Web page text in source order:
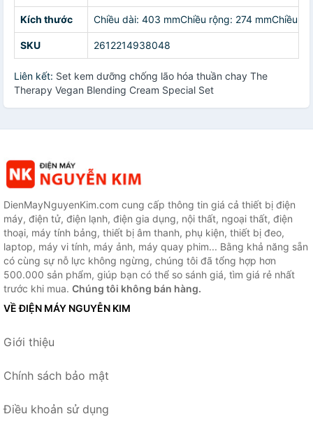
Kích thước Chiều dài: 403 mmChiều rộng: 274 mmChiều
SKU 2612214938048
Liên kết: Set kem dưỡng chống lão hóa thuần chay The
Therapy Vegan Blending Cream Special Set
DienMayNguyenKim.com cung cấp thông tin giá cả thiết bị điện
máy, điện tử, điện lạnh, điện gia dụng, nội thất, ngoại thất, điện
thoại, máy tính bảng, thiết bị âm thanh, phụ kiện, thiết bị đeo,
laptop, máy vi tính, máy ảnh, máy quay phim... Bằng khả năng sẵn
có cùng sự nỗ lực không ngừng, chúng tôi đã tổng hợp hơn
500.000 sản phẩm, giúp bạn có thể so sánh giá, tìm giá rẻ nhất
trước khi mua. Chúng tôi không bán hàng.
VỀ ĐIỆN MÁY NGUYỄN KIM
Giới thiệu
Chính sách bảo mật
Điều khoản sử dụng